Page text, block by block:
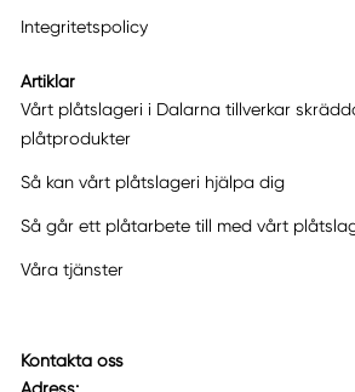
Integritetspolicy
Artiklar
Vårt plåtslageri i Dalarna tillverkar
plåtprodukter
Så kan vårt plåtslageri hjälpa dig
Så går ett plåtarbete till med vårt
Våra tjänster
Kontakta oss